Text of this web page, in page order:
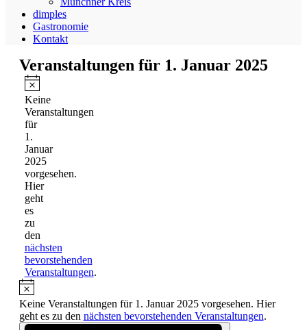
dimples
Gastronomie
Kontakt
Veranstaltungen für 1. Januar 2025
Hinweis
Keine
Veranstaltungen
für
1.
Januar
2025
vorgesehen.
Hier
geht
es
zu
den
nächsten
bevorstehenden
Veranstaltungen.
Hinweis
Keine Veranstaltungen für 1. Januar 2025 vorgesehen. Hier
geht es zu den nächsten bevorstehenden Veranstaltungen.